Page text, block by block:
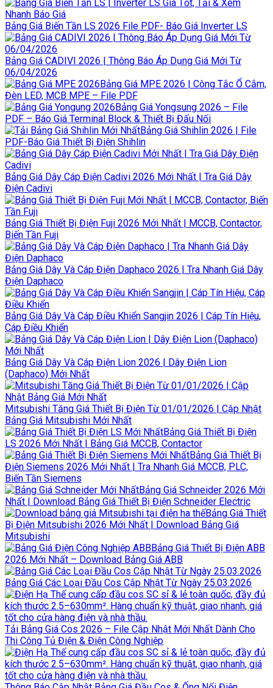
Bảng Giá Biến Tần LS 2026 File PDF- Báo Giá Inverter LS
Bảng Giá CADIVI 2026 | Thông Báo Áp Dụng Giá Mới Từ
06/04/2026
Bảng Giá MPE 2026 | Công Tắc Ổ Cắm,
Đèn LED, MCB MPE – File PDF
Bảng Giá Yongsung 2026 – File
PDF – Báo Giá Terminal Block & Thiết Bị Đấu Nối
Bảng Giá Shihlin 2026 | File
PDF-Báo Giá Thiết Bị Điện Shihlin
Bảng Giá Dây Cáp Điện Cadivi 2026 Mới Nhất | Tra Giá Dây
Điện Cadivi
Bảng Giá Thiết Bị Điện Fuji 2026 Mới Nhất | MCCB, Contactor,
Biến Tần Fuji
Bảng Giá Dây Và Cáp Điện Daphaco 2026 | Tra Nhanh Giá Dây
Điện Daphaco
Bảng Giá Dây Và Cáp Điều Khiển Sangjin 2026 | Cáp Tín Hiệu,
Cáp Điều Khiển
Bảng Giá Dây Và Cáp Điện Lion 2026 | Dây Điện Lion
(Daphaco) Mới Nhất
Mitsubishi Tăng Giá Thiết Bị Điện Từ 01/01/2026 | Cập Nhật
Bảng Giá Mitsubishi Mới Nhất
Bảng Giá Thiết Bị Điện
LS 2026 Mới Nhất | Bảng Giá MCCB, Contactor
Bảng Giá Thiết Bị
Điện Siemens 2026 Mới Nhất | Tra Nhanh Giá MCCB, PLC,
Biến Tần Siemens
Bảng Giá Schneider 2026 Mới
Nhất | Download Bảng Giá Thiết Bị Điện Schneider Electric
Bảng Giá Thiết
Bị Điện Mitsubishi 2026 Mới Nhất | Download Bảng Giá
Mitsubishi
Bảng Giá Thiết Bị Điện ABB
2026 Mới Nhất – Download Bảng Giá ABB
Bảng Giá Các Loại Đầu Cos Cập Nhật Từ Ngày 25.03.2026
Tải Bảng Giá Cos 2026 – File Cập Nhật Mới Nhất Dành Cho
Thi Công Tủ Điện & Điện Công Nghiệp